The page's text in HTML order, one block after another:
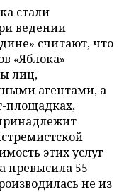
стали
ведении
считают, что
«Яблока»
лиц,
агентами, а
площадках,
этих услуг
превысила 55
не из